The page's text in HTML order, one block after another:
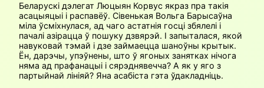
Беларускі дэлегат Люцыян Корвус якраз пра такія
асацыяцыі і распавёў. Сівенькая Вольга Барысаўна
міла ўсміхнулася, ад чаго астатнія госці збялелі і
пачалі азірацца ў пошуку дзвярэй. І запыталася, якой
навуковай тэмай і дзе займаецца шаноўны крытык.
Ён, дарэчы, упэўнены, што ў ягоных занятках нічога
няма ад прафанацыі і сярэднявечча? А як у яго з
партыйнай лініяй? Яна асабіста гэта ўдакладніць.